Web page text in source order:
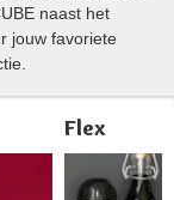
naast het
jouw favoriete
Flex